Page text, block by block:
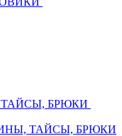
БРЮКИ
ТАЙСЫ, БРЮКИ